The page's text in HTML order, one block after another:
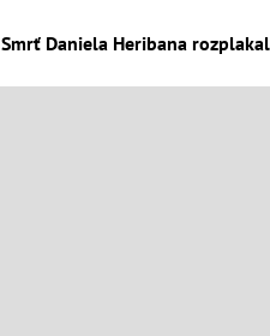
Smrť Daniela Heribana